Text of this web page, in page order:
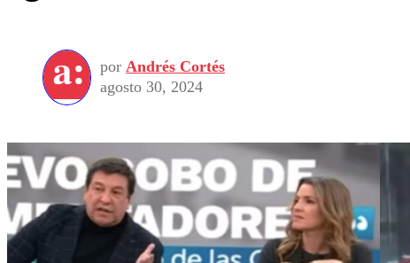
por Andrés Cortés
agosto 30, 2024